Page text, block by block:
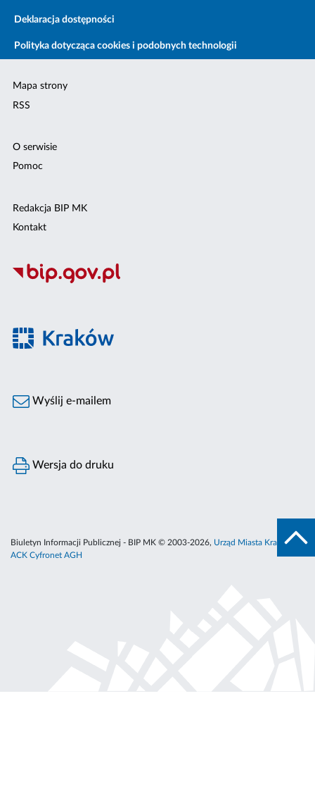
Deklaracja dostępności
Polityka dotycząca cookies i podobnych technologii
Mapa strony
RSS
O serwisie
Pomoc
Redakcja BIP MK
Kontakt
Wyślij e-mailem
Wersja do druku
Biuletyn Informacji Publicznej - BIP MK © 2003-2026, Urząd Miasta Krakowa
ACK Cyfronet AGH